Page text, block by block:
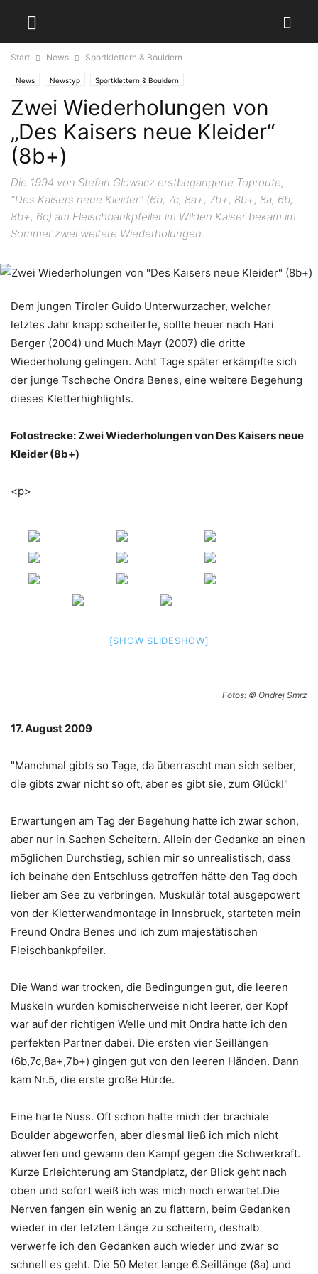
Start News Sportklettern & Bouldern
News Newstyp Sportklettern & Bouldern
Zwei Wiederholungen von
„Des Kaisers neue Kleider“
(8b+)
Die 1994 von Stefan Glowacz erstbegangene Toproute,
"Des Kaisers neue Kleider" (6b, 7c, 8a+, 7b+, 8b+, 8a, 6b,
8b+, 6c) am Fleischbankpfeiler im Wilden Kaiser bekam im
Sommer zwei weitere Wiederholungen.
Dem jungen Tiroler Guido Unterwurzacher, welcher
letztes Jahr knapp scheiterte, sollte heuer nach Hari
Berger (2004) und Much Mayr (2007) die dritte
Wiederholung gelingen. Acht Tage später erkämpfte sich
der junge Tscheche Ondra Benes, eine weitere Begehung
dieses Kletterhighlights.
Fotostrecke: Zwei Wiederholungen von Des Kaisers neue
Kleider (8b+)
<p>
[SHOW SLIDESHOW]
Fotos: © Ondrej Smrz
17. August 2009
"Manchmal gibts so Tage, da überrascht man sich selber,
die gibts zwar nicht so oft, aber es gibt sie, zum Glück!"
Erwartungen am Tag der Begehung hatte ich zwar schon,
aber nur in Sachen Scheitern. Allein der Gedanke an einen
möglichen Durchstieg, schien mir so unrealistisch, dass
ich beinahe den Entschluss getroffen hätte den Tag doch
lieber am See zu verbringen. Muskulär total ausgepowert
von der Kletterwandmontage in Innsbruck, starteten mein
Freund Ondra Benes und ich zum majestätischen
Fleischbankpfeiler.
Die Wand war trocken, die Bedingungen gut, die leeren
Muskeln wurden komischerweise nicht leerer, der Kopf
war auf der richtigen Welle und mit Ondra hatte ich den
perfekten Partner dabei. Die ersten vier Seillängen
(6b,7c,8a+,7b+) gingen gut von den leeren Händen. Dann
kam Nr.5, die erste große Hürde.
Eine harte Nuss. Oft schon hatte mich der brachiale
Boulder abgeworfen, aber diesmal ließ ich mich nicht
abwerfen und gewann den Kampf gegen die Schwerkraft.
Kurze Erleichterung am Standplatz, der Blick geht nach
oben und sofort weiß ich was mich noch erwartet.Die
Nerven fangen ein wenig an zu flattern, beim Gedanken
wieder in der letzten Länge zu scheitern, deshalb
verwerfe ich den Gedanken auch wieder und zwar so
schnell es geht. Die 50 Meter lange 6.Seillänge (8a) und